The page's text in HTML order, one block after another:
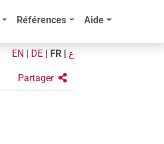
Références Aide
EN DE FR ع
Partager